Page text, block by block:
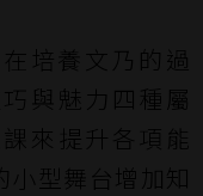
培養文乃的過
與魅力四種屬
來提升各項能
小型舞台增加知